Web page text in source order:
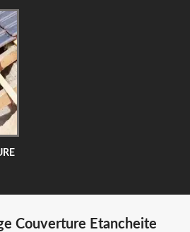
Couverture Etancheite